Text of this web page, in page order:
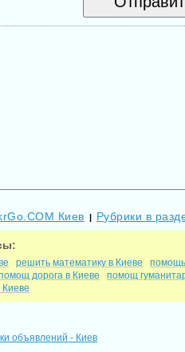
Киев Рубрики в
решить математику в Киеве
помощь
дорога в Киеве
помощ
объявлений - Киев